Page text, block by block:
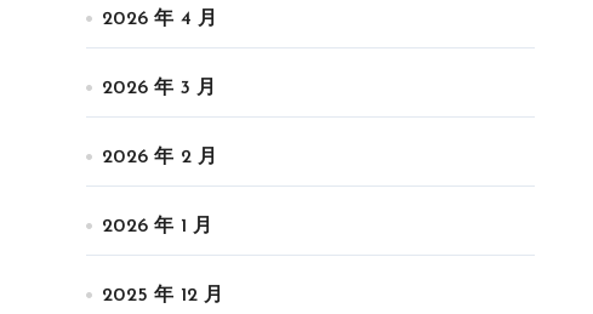
2026 年 4 月
2026 年 3 月
2026 年 2 月
2026 年 1 月
2025 年 12 月